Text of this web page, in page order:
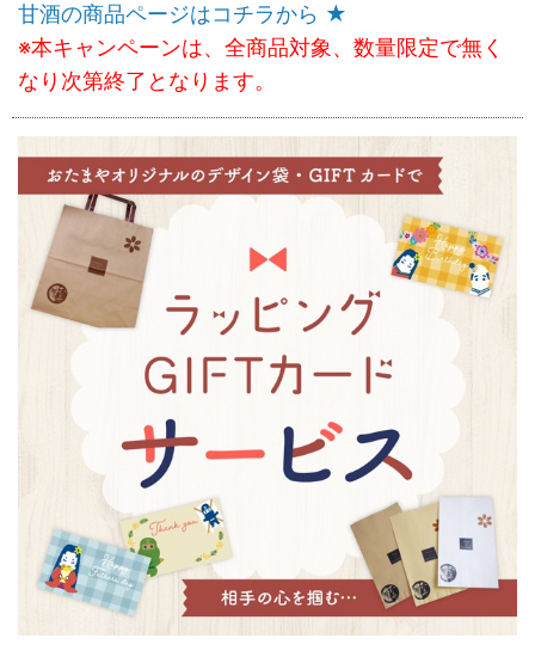
甘酒の商品ページはコチラから ★
※本キャンペーンは、全商品対象、数量限定で無く
なり次第終了となります。